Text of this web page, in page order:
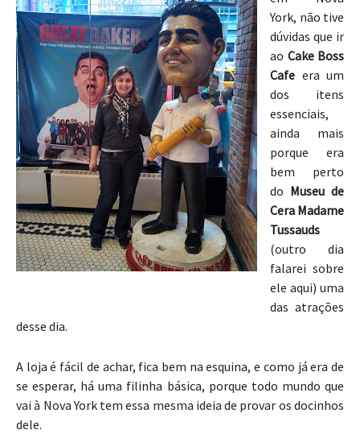
York, não tive
dúvidas que ir
ao Cake Boss
Cafe era um
dos itens
essenciais,
ainda mais
porque era
bem perto
do Museu de
Cera Madame
Tussauds
(outro dia
falarei sobre
ele aqui) uma
das atrações
desse dia.
A loja é fácil de achar, fica bem na esquina, e como já era de
se esperar, há uma filinha básica, porque todo mundo que
vai à Nova York tem essa mesma ideia de provar os docinhos
dele.